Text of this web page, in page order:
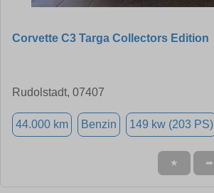
Corvette C3 Targa Collectors Edition
Rudolstadt, 07407
44.000 km Benzin 149 kw (203 PS)
★ ➦